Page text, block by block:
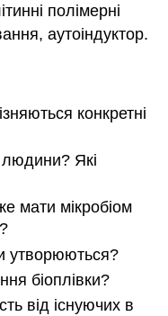
полімерні
аутоіндуктор.
конкретні
людини? Які
мати мікробіом
утворюються?
біоплівки?
від існуючих в